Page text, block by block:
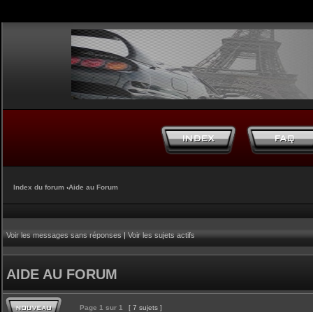
Index du forum ‹Aide au Forum
Voir les messages sans réponses|Voir les sujets actifs
AIDE AU FORUM
Page 1 sur 1 [ 7 sujets ]